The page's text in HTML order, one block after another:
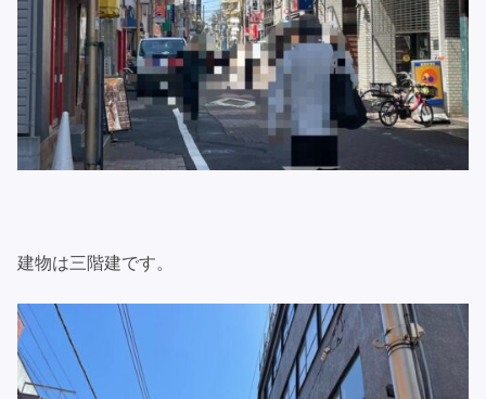
建物は三階建です。